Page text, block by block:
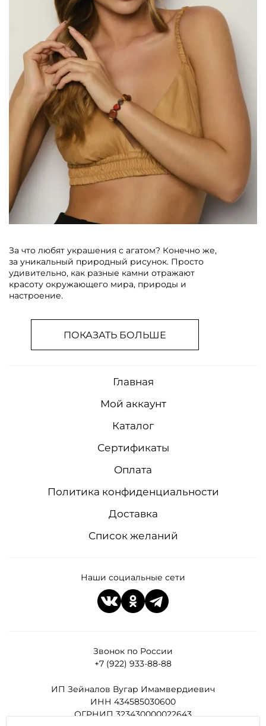
За что любят украшения с агатом? Конечно же,
за уникальный природный рисунок. Просто
удивительно, как разные камни отражают
красоту окружающего мира, природы и
настроение.
ПОКАЗАТЬ БОЛЬШЕ
Звонок по России
+7 (922) 933-88-88
ИП Зейналов Вугар Имамвердиевич
ИНН 434585030600
ОГРНИП 323430000022643
Главная
Мой аккаунт
Каталог
Сертификаты
Оплата
Политика конфиденциальности
Доставка
Список желаний
Наши социальные сети